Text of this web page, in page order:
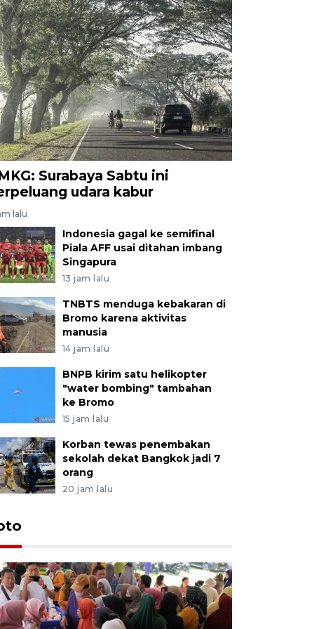
Surabaya Sabtu ini
udara kabur
lalu
Indonesia gagal ke semifinal
Piala AFF usai ditahan imbang
Singapura
13 jam lalu
TNBTS menduga kebakaran di
Bromo karena aktivitas
manusia
14 jam lalu
BNPB kirim satu helikopter
"water bombing" tambahan
ke Bromo
15 jam lalu
Korban tewas penembakan
sekolah dekat Bangkok jadi 7
orang
20 jam lalu